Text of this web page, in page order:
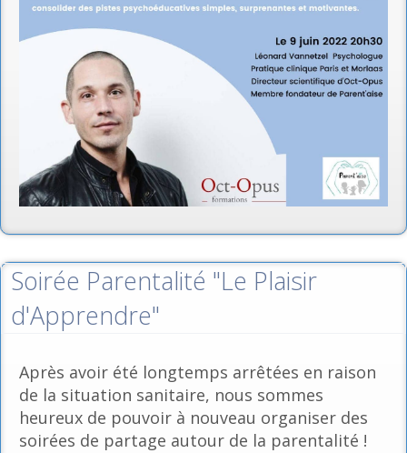
Soirée Parentalité "Le Plaisir
d'Apprendre"
Après avoir été longtemps arrêtées en raison
de la situation sanitaire, nous sommes
heureux de pouvoir à nouveau organiser des
soirées de partage autour de la parentalité !